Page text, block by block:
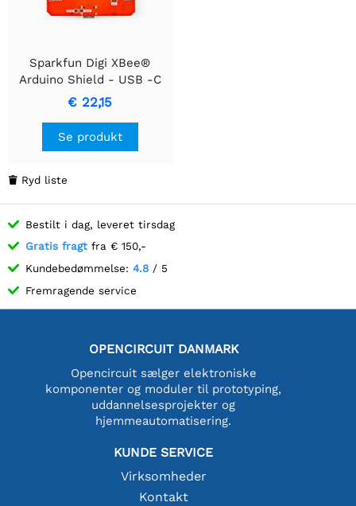
Sparkfun Digi XBee®
Arduino Shield - USB -C
(Qwiic)
€ 22,15
Se produkt
 Ryd liste
Bestilt i dag, leveret tirsdag
Gratis fragt fra € 150,-
Kundebedømmelse: 4.8 / 5
Fremragende service
OPENCIRCUIT DANMARK
Opencircuit sælger elektroniske
komponenter og moduler til prototyping,
uddannelsesprojekter og
hjemmeautomatisering.
KUNDE SERVICE
Virksomheder
Kontakt